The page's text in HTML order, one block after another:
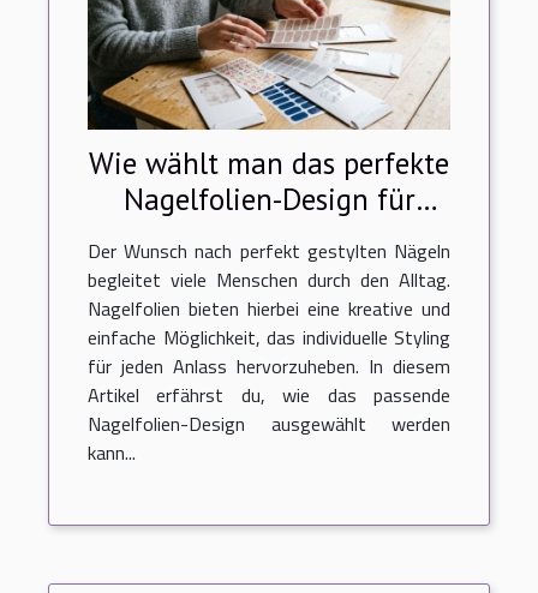
Wie wählt man das perfekte
Nagelfolien-Design für
jeden Anlass?
Der Wunsch nach perfekt gestylten Nägeln
begleitet viele Menschen durch den Alltag.
Nagelfolien bieten hierbei eine kreative und
einfache Möglichkeit, das individuelle Styling
für jeden Anlass hervorzuheben. In diesem
Artikel erfährst du, wie das passende
Nagelfolien-Design ausgewählt werden
kann...